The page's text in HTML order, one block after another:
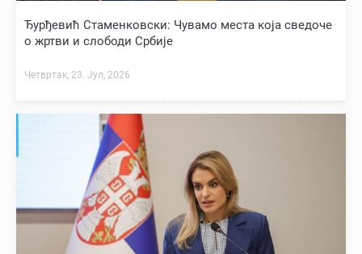
Ђурђевић Стаменковски: Чувамо места која сведоче
о жртви и слободи Србије
Четвртак, 23. Јул, 2026